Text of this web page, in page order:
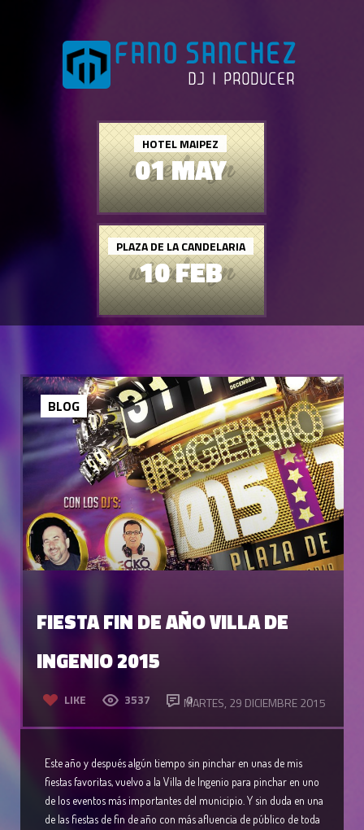
01 MAY
HOTEL MAIPEZ
10 FEB
PLAZA DE LA CANDELARIA
FIESTA FIN DE AÑO VILLA DE
INGENIO 2015
LIKE 3537 0
MARTES, 29 DICIEMBRE 2015
BLOG
Este año y después algún tiempo sin pinchar en unas de mis
fiestas favoritas, vuelvo a la Villa de Ingenio para pinchar en uno
de los eventos más importantes del municipio. Y sin duda en una
de las fiestas de fin de año con más afluencia de público de toda